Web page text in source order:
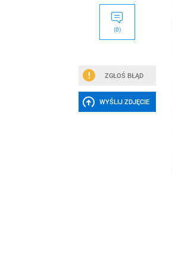
(0)
ZGŁOŚ BŁĄD
WYŚLIJ ZDJĘCIE